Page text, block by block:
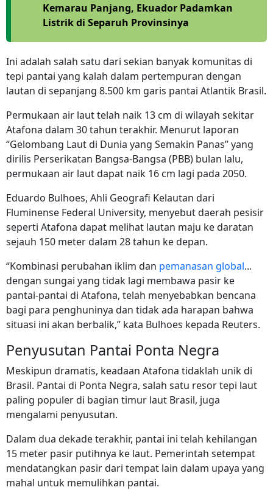
Kemarau Panjang, Ekuador Padamkan
Listrik di Separuh Provinsinya
Ini adalah salah satu dari sekian banyak komunitas di
tepi pantai yang kalah dalam pertempuran dengan
lautan di sepanjang 8.500 km garis pantai Atlantik Brasil.
Permukaan air laut telah naik 13 cm di wilayah sekitar
Atafona dalam 30 tahun terakhir. Menurut laporan
“Gelombang Laut di Dunia yang Semakin Panas” yang
dirilis Perserikatan Bangsa-Bangsa (PBB) bulan lalu,
permukaan air laut dapat naik 16 cm lagi pada 2050.
Eduardo Bulhoes, Ahli Geografi Kelautan dari
Fluminense Federal University, menyebut daerah pesisir
seperti Atafona dapat melihat lautan maju ke daratan
sejauh 150 meter dalam 28 tahun ke depan.
“Kombinasi perubahan iklim dan pemanasan global...
dengan sungai yang tidak lagi membawa pasir ke
pantai-pantai di Atafona, telah menyebabkan bencana
bagi para penghuninya dan tidak ada harapan bahwa
situasi ini akan berbalik,” kata Bulhoes kepada Reuters.
Penyusutan Pantai Ponta Negra
Meskipun dramatis, keadaan Atafona tidaklah unik di
Brasil. Pantai di Ponta Negra, salah satu resor tepi laut
paling populer di bagian timur laut Brasil, juga
mengalami penyusutan.
Dalam dua dekade terakhir, pantai ini telah kehilangan
15 meter pasir putihnya ke laut. Pemerintah setempat
mendatangkan pasir dari tempat lain dalam upaya yang
mahal untuk memulihkan pantai.